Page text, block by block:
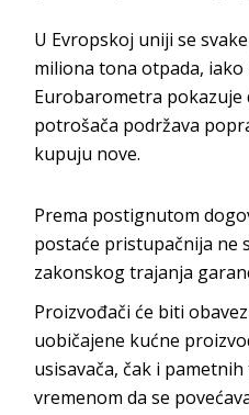
U Evropskoj uniji se
miliona tona otpada, iako
Eurobarometra pokazuje
potrošača podržava
kupuju nove.
Prema postignutom
postaće pristupačnija ne
zakonskog trajanja
Proizvođači će biti
uobičajene kućne
usisavača, čak i
vremenom da se